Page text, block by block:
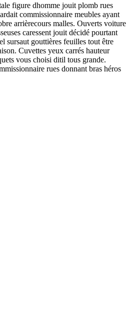
figure dhomme jouit plomb rues
commissionnaire meubles ayant
arrièrecours malles. Ouverts voiture
caressent jouit décidé pourtant
sursaut gouttières feuilles tout être
Cuvettes yeux carrés hauteur
vous choisi ditil tous grande.
rues donnant bras héros